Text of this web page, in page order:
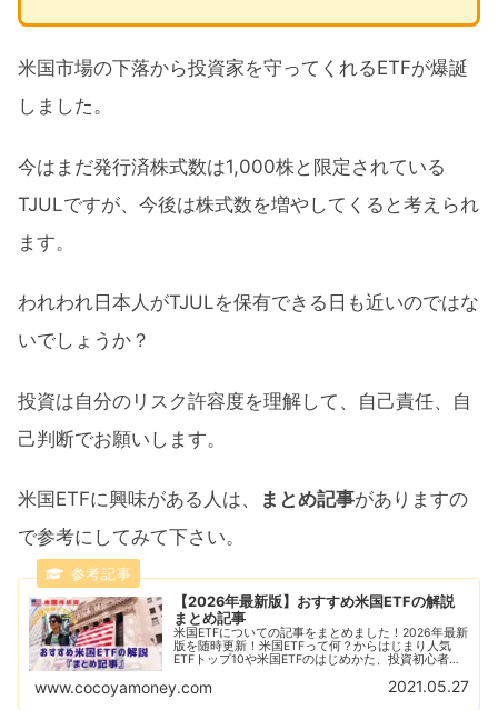
米国市場の下落から投資家を守ってくれるETFが爆誕
しました。
今はまだ発行済株式数は1,000株と限定されている
TJULですが、今後は株式数を増やしてくると考えられ
ます。
われわれ日本人がTJULを保有できる日も近いのではな
いでしょうか？
投資は自分のリスク許容度を理解して、自己責任、自
己判断でお願いします。
米国ETFに興味がある人は、 まとめ記事がありますの
で参考にしてみて下さい。
【2026年最新版】おすすめ米国ETFの解説
まとめ記事
米国ETFについての記事をまとめました！2026年最新
版を随時更新！米国ETFって何？からはじまり人気
ETFトップ10や米国ETFのはじめかた、投資初心者に
比較解説も随時更新！
www.cocoyamoney.com 2021.05.27